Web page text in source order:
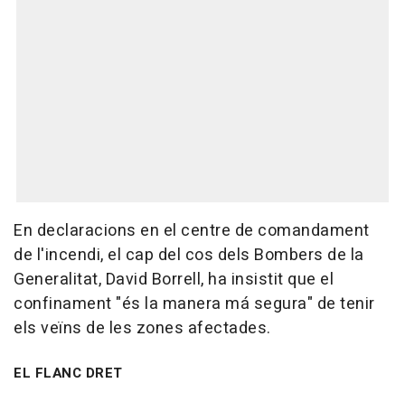
En declaracions en el centre de comandament
de l'incendi, el cap del cos dels Bombers de la
Generalitat, David Borrell, ha insistit que el
confinament "és la manera má segura" de tenir
els veïns de les zones afectades.
EL FLANC DRET